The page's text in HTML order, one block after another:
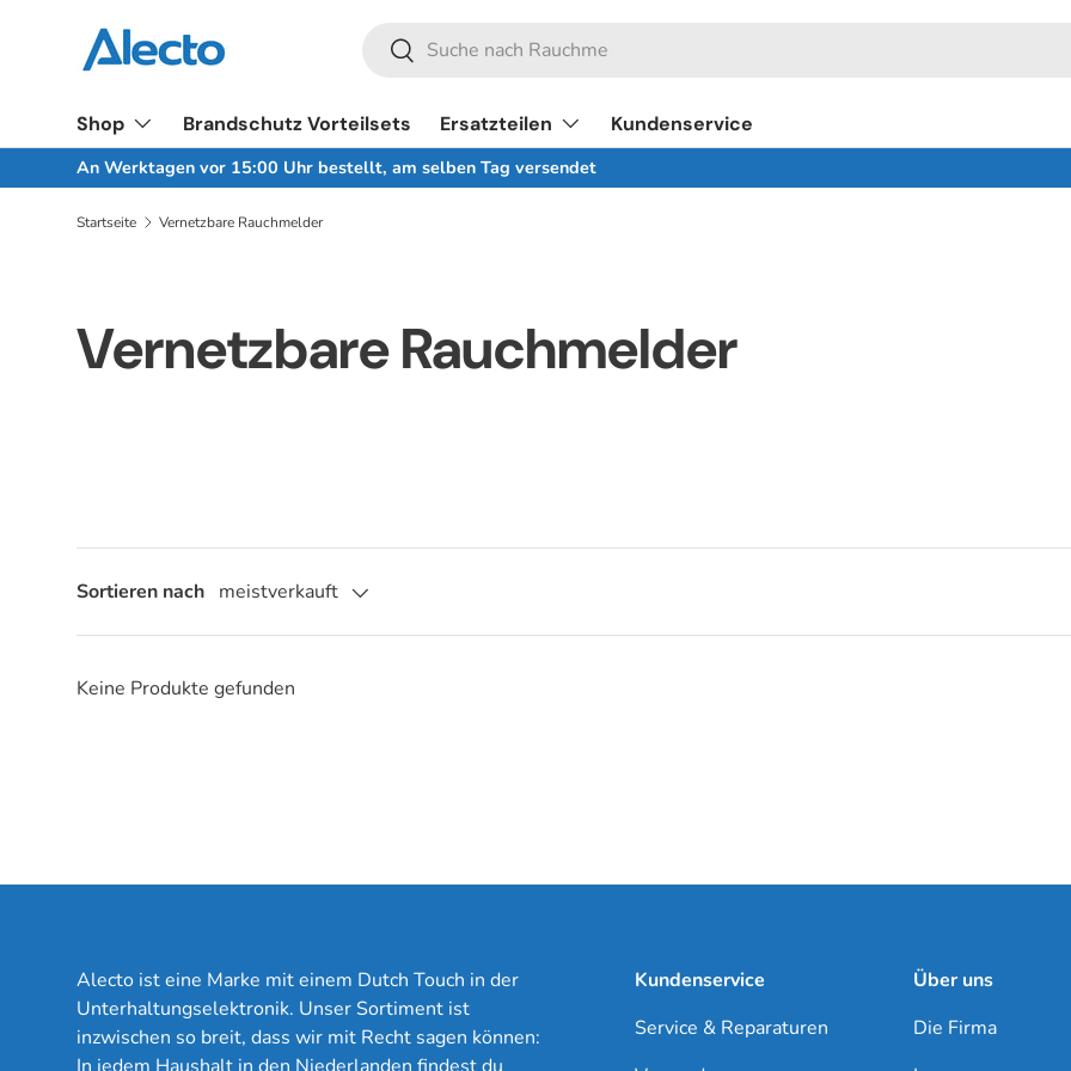
Direkt zum Inhalt Suchen
Suchen
Shop Brandschutz Vorteilsets Ersatzteilen Kundenservice
An Werktagen vor 15:00 Uhr bestellt, am selben Tag versendet
Startseite Vernetzbare Rauchmelder
Vernetzbare Rauchmelder
Sortieren nach meistverkauft
Keine Produkte gefunden
Alecto ist eine Marke mit einem Dutch Touch in der
Unterhaltungselektronik. Unser Sortiment ist
inzwischen so breit, dass wir mit Recht sagen können:
Kundenservice
Service & Reparaturen
Über uns
Die Firma